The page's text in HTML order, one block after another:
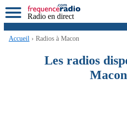
Radio en direct
Accueil › Radios à Macon
Les radios
Macon